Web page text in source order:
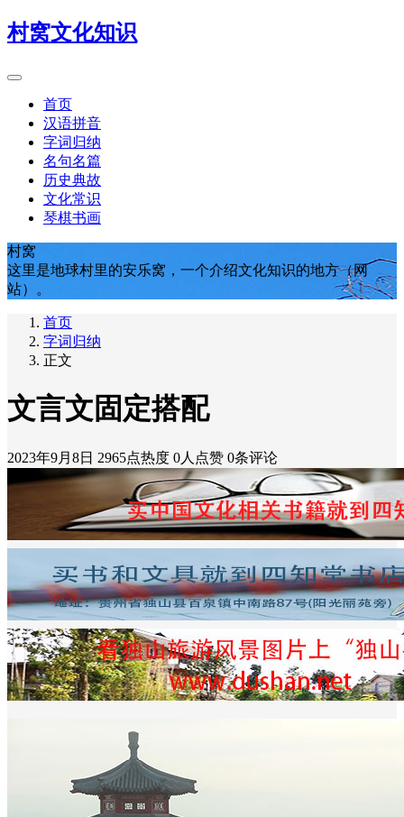
村窝文化知识
首页
汉语拼音
字词归纳
名句名篇
历史典故
文化常识
琴棋书画
村窝
这里是地球村里的安乐窝，一个介绍文化知识的地方（网
站）。
首页
字词归纳
正文
文言文固定搭配
2023年9月8日 2965点热度 0人点赞 0条评论